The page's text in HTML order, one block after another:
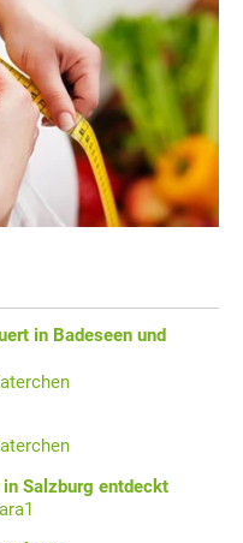
in Badeseen und
Salzburg entdeckt